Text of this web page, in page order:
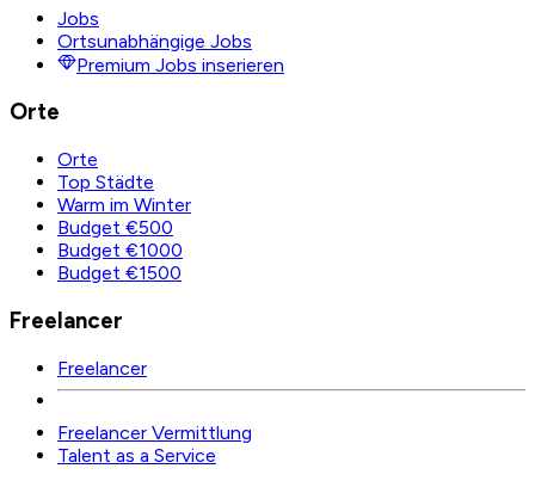
Jobs
Ortsunabhängige Jobs
Premium Jobs inserieren
Orte
Orte
Top Städte
Warm im Winter
Budget €500
Budget €1000
Budget €1500
Freelancer
Freelancer
Freelancer Vermittlung
Talent as a Service